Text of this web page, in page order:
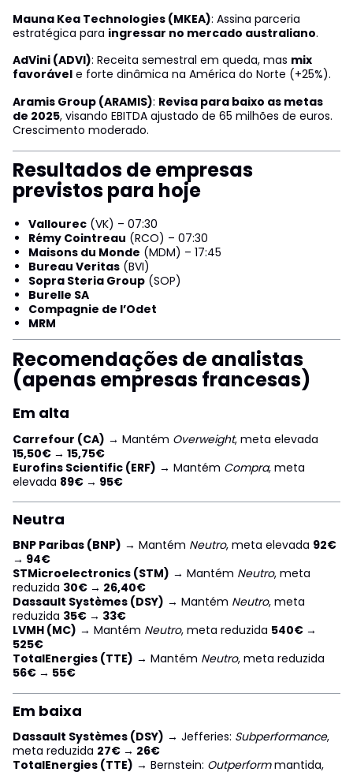
Mauna Kea Technologies (MKEA): Assina parceria
estratégica para ingressar no mercado australiano.
AdVini (ADVI): Receita semestral em queda, mas mix
favorável e forte dinâmica na América do Norte (+25%).
Aramis Group (ARAMIS): Revisa para baixo as metas
de 2025, visando EBITDA ajustado de 65 milhões de euros.
Crescimento moderado.
Resultados de empresas
previstos para hoje
Vallourec (VK) – 07:30
Rémy Cointreau (RCO) – 07:30
Maisons du Monde (MDM) – 17:45
Bureau Veritas (BVI)
Sopra Steria Group (SOP)
Burelle SA
Compagnie de l’Odet
MRM
Recomendações de analistas
(apenas empresas francesas)
Em alta
Carrefour (CA) → Mantém Overweight, meta elevada
15,50€ → 15,75€
Eurofins Scientific (ERF) → Mantém Compra, meta
elevada 89€ → 95€
Neutra
BNP Paribas (BNP) → Mantém Neutro, meta elevada 92€
→ 94€
STMicroelectronics (STM) → Mantém Neutro, meta
reduzida 30€ → 26,40€
Dassault Systèmes (DSY) → Mantém Neutro, meta
reduzida 35€ → 33€
LVMH (MC) → Mantém Neutro, meta reduzida 540€ →
525€
TotalEnergies (TTE) → Mantém Neutro, meta reduzida
56€ → 55€
Em baixa
Dassault Systèmes (DSY) → Jefferies: Subperformance,
meta reduzida 27€ → 26€
TotalEnergies (TTE) → Bernstein: Outperformmantida,